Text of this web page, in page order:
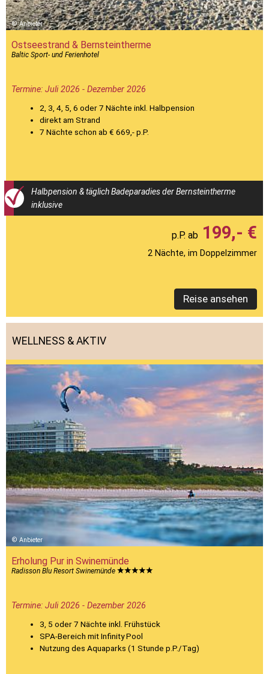
Anbieter
Ostseestrand & Bernsteintherme
Baltic Sport- und Ferienhotel
Termine: Juli 2026 - Dezember 2026
2, 3, 4, 5, 6 oder 7 Nächte inkl. Halbpension
direkt am Strand
7 Nächte schon ab € 669,- p.P.
Halbpension & täglich Badeparadies der Bernsteintherme
inklusive
199,- €
2 Nächte, im Doppelzimmer
Reise ansehen
WELLNESS & AKTIV
Anbieter
Erholung Pur in Swinemünde
Radisson Blu Resort Swinemünde
Termine: Juli 2026 - Dezember 2026
3, 5 oder 7 Nächte inkl. Frühstück
SPA-Bereich mit Infinity Pool
Nutzung des Aquaparks (1 Stunde p.P./Tag)